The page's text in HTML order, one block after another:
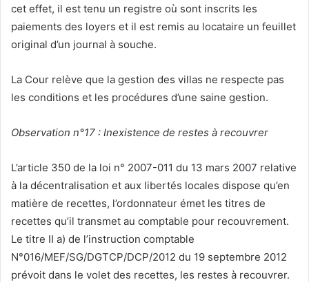
cet effet, il est tenu un registre où sont inscrits les
paiements des loyers et il est remis au locataire un feuillet
original d’un journal à souche.
La Cour relève que la gestion des villas ne respecte pas
les conditions et les procédures d’une saine gestion.
Observation n°17 : Inexistence de restes à recouvrer
L’article 350 de la loi n° 2007-011 du 13 mars 2007 relative
à la décentralisation et aux libertés locales dispose qu’en
matière de recettes, l’ordonnateur émet les titres de
recettes qu’il transmet au comptable pour recouvrement.
Le titre II a) de l’instruction comptable
N°016/MEF/SG/DGTCP/DCP/2012 du 19 septembre 2012
prévoit dans le volet des recettes, les restes à recouvrer.